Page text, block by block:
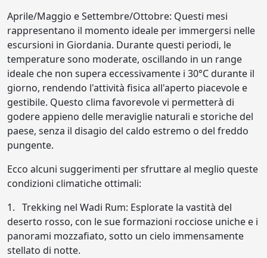
Aprile/Maggio e Settembre/Ottobre: Questi mesi
rappresentano il momento ideale per immergersi nelle
escursioni in Giordania. Durante questi periodi, le
temperature sono moderate, oscillando in un range
ideale che non supera eccessivamente i 30°C durante il
giorno, rendendo l'attività fisica all'aperto piacevole e
gestibile. Questo clima favorevole vi permetterà di
godere appieno delle meraviglie naturali e storiche del
paese, senza il disagio del caldo estremo o del freddo
pungente.
Ecco alcuni suggerimenti per sfruttare al meglio queste
condizioni climatiche ottimali:
1. Trekking nel Wadi Rum: Esplorate la vastità del
deserto rosso, con le sue formazioni rocciose uniche e i
panorami mozzafiato, sotto un cielo immensamente
stellato di notte.